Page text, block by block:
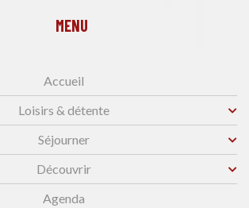
MENU
Accueil
Loisirs & détente
Séjourner
Découvrir
Agenda